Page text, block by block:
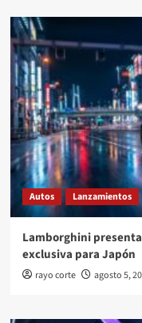
Autos Lanzamientos
Lamborghini
exclusiva para Japón
rayo corte agosto 5,